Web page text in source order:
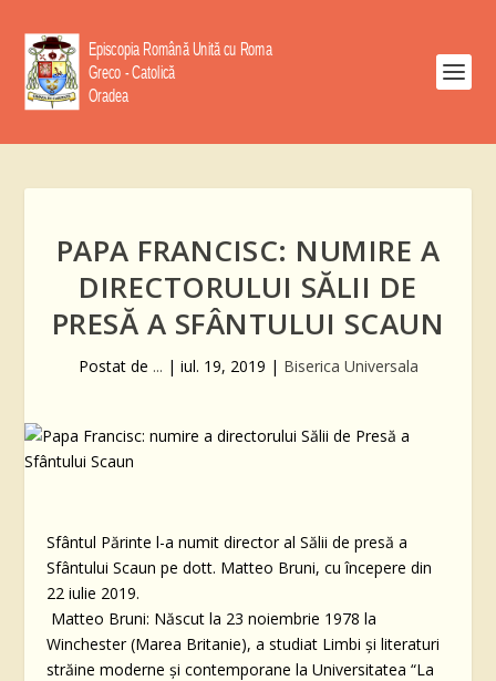
PAPA FRANCISC: NUMIRE A
DIRECTORULUI SĂLII DE
PRESĂ A SFÂNTULUI SCAUN
Postat de ... | iul. 19, 2019 | Biserica Universala
Sfântul Părinte l-a numit director al Sălii de presă a
Sfântului Scaun pe dott. Matteo Bruni, cu începere din
22 iulie 2019.
Matteo Bruni: Născut la 23 noiembrie 1978 la
Winchester (Marea Britanie), a studiat Limbi și literaturi
străine moderne şi contemporane la Universitatea “La